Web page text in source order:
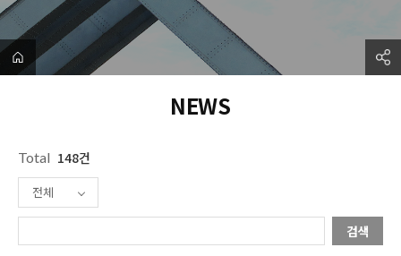
NEWS
Total 148건
전체
검색